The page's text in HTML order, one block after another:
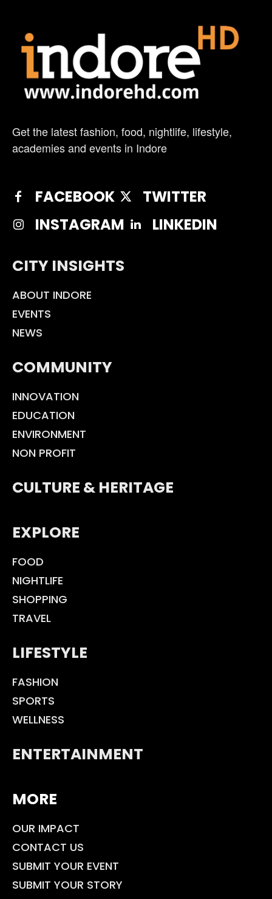
Get the latest fashion, food, nightlife, lifestyle,
academies and events in Indore
FACEBOOK
TWITTER
INSTAGRAM
LINKEDIN
CITY INSIGHTS
ABOUT INDORE
EVENTS
NEWS
COMMUNITY
INNOVATION
EDUCATION
ENVIRONMENT
NON PROFIT
CULTURE & HERITAGE
EXPLORE
FOOD
NIGHTLIFE
SHOPPING
TRAVEL
LIFESTYLE
FASHION
SPORTS
WELLNESS
ENTERTAINMENT
MORE
OUR IMPACT
CONTACT US
SUBMIT YOUR EVENT
SUBMIT YOUR STORY